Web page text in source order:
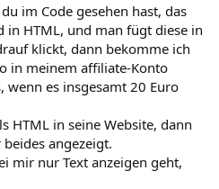
im Code gesehen hast, das
in HTML, und man fügt diese in
klickt, dann bekomme ich
in meinem affiliate-Konto
wenn es insgesamt 20 Euro
HTML in seine Website, dann
angezeigt.
mir nur Text anzeigen geht,